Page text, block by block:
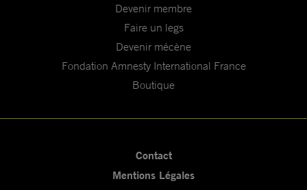
Devenir membre
Faire un legs
Devenir mécène
Fondation Amnesty International France
Boutique
Contact
Mentions Légales